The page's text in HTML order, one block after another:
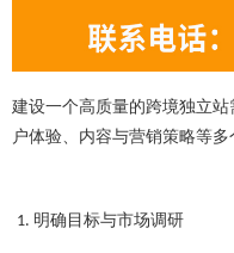
建设一个高质量的跨境独立
户体验、内容与营销策略等
1. 明确目标与市场调研